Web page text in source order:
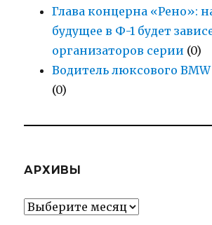
Глава концерна «Рено»:
будущее в Ф-1 будет
организаторов серии (0)
Водитель люксового
(0)
АРХИВЫ
Архивы